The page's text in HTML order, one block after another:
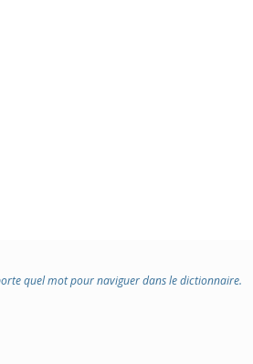
quel mot pour naviguer dans le dictionnaire.